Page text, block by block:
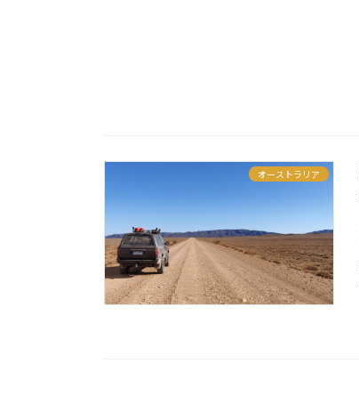
オーストラリア